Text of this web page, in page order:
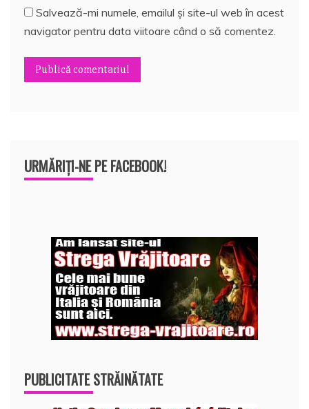
Salvează-mi numele, emailul și site-ul web în acest
navigator pentru data viitoare când o să comentez.
URMĂRIȚI-NE PE FACEBOOK!
PUBLICITATE STRĂINĂTATE